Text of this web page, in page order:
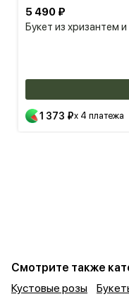
Букет из хризантем
5 490 ₽
1 373 ₽x 4 платежа
Смотрите также
Кустовые розы